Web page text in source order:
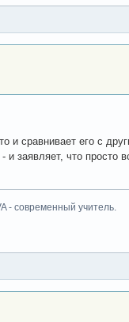
и сравнивает его с
заявляет, что просто
- современный учитель.